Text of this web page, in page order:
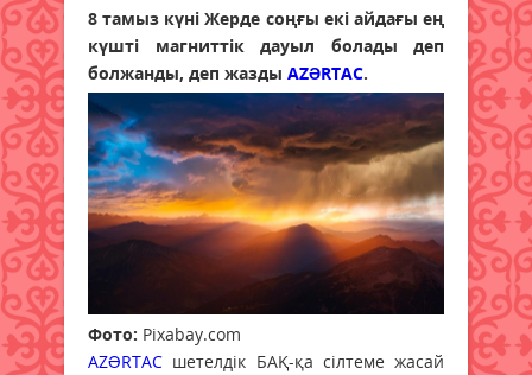
8 тамыз күні Жерде соңғы екі айдағы ең
күшті магниттік дауыл болады деп
болжанды, деп жазды AZƏRTAC.
Фото: Pixabay.com
AZƏRTAC шетелдік БАҚ-қа сілтеме жасай